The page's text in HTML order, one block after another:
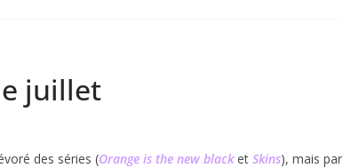
juillet
des séries (Orange is the new blacket Skins), mais par